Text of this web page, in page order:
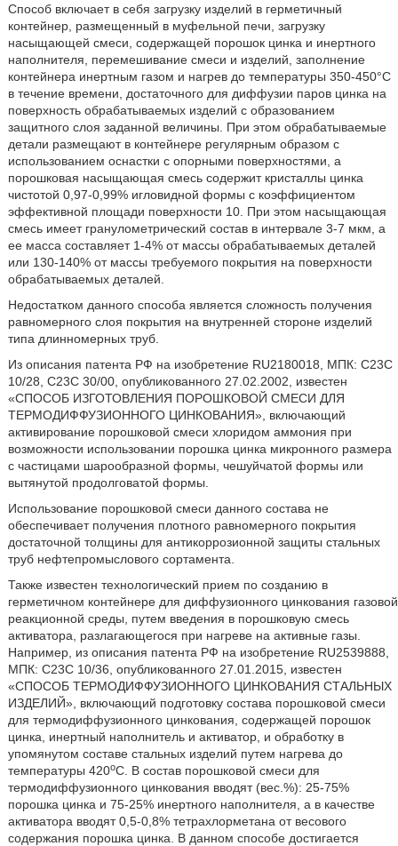
Способ включает в себя загрузку изделий в герметичный
контейнер, размещенный в муфельной печи, загрузку
насыщающей смеси, содержащей порошок цинка и инертного
наполнителя, перемешивание смеси и изделий, заполнение
контейнера инертным газом и нагрев до температуры 350-450°С
в течение времени, достаточного для диффузии паров цинка на
поверхность обрабатываемых изделий с образованием
защитного слоя заданной величины. При этом обрабатываемые
детали размещают в контейнере регулярным образом с
использованием оснастки с опорными поверхностями, а
порошковая насыщающая смесь содержит кристаллы цинка
чистотой 0,97-0,99% игловидной формы с коэффициентом
эффективной площади поверхности 10. При этом насыщающая
смесь имеет гранулометрический состав в интервале 3-7 мкм, а
ее масса составляет 1-4% от массы обрабатываемых деталей
или 130-140% от массы требуемого покрытия на поверхности
обрабатываемых деталей.
Недостатком данного способа является сложность получения
равномерного слоя покрытия на внутренней стороне изделий
типа длинномерных труб.
Из описания патента РФ на изобретение RU2180018, МПК: C23C
10/28, C23C 30/00, опубликованного 27.02.2002, известен
«СПОСОБ ИЗГОТОВЛЕНИЯ ПОРОШКОВОЙ СМЕСИ ДЛЯ
ТЕРМОДИФФУЗИОННОГО ЦИНКОВАНИЯ», включающий
активирование порошковой смеси хлоридом аммония при
возможности использовании порошка цинка микронного размера
с частицами шарообразной формы, чешуйчатой формы или
вытянутой продолговатой формы.
Использование порошковой смеси данного состава не
обеспечивает получения плотного равномерного покрытия
достаточной толщины для антикоррозионной защиты стальных
труб нефтепромыслового сортамента.
Также известен технологический прием по созданию в
герметичном контейнере для диффузионного цинкования газовой
реакционной среды, путем введения в порошковую смесь
активатора, разлагающегося при нагреве на активные газы.
Например, из описания патента РФ на изобретение RU2539888,
МПК: C23C 10/36, опубликованного 27.01.2015, известен
«СПОСОБ ТЕРМОДИФФУЗИОННОГО ЦИНКОВАНИЯ СТАЛЬНЫХ
ИЗДЕЛИЙ», включающий подготовку состава порошковой смеси
для термодиффузионного цинкования, содержащей порошок
цинка, инертный наполнитель и активатор, и обработку в
упомянутом составе стальных изделий путем нагрева до
температуры 420оС. В состав порошковой смеси для
термодиффузионного цинкования вводят (вес.%): 25-75%
порошка цинка и 75-25% инертного наполнителя, а в качестве
активатора вводят 0,5-0,8% тетрахлорметана от весового
содержания порошка цинка. В данном способе достигается